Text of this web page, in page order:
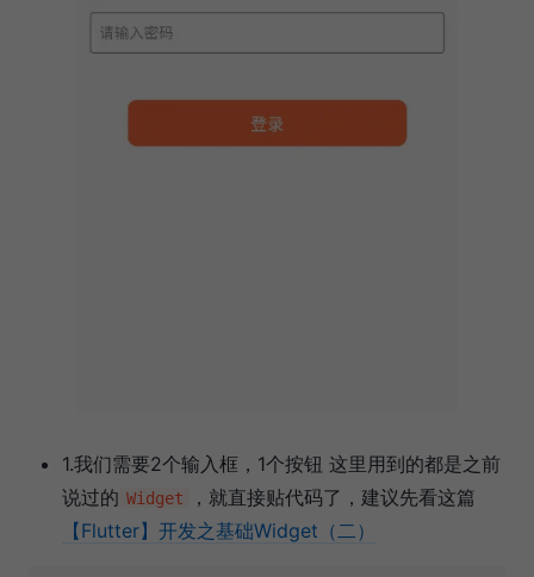
1.我们需要2个输入框，1个按钮 这里用到的都是之前
说过的 Widget
，就直接贴代码了，建议先看这篇
【Flutter】开发之基础Widget（二）